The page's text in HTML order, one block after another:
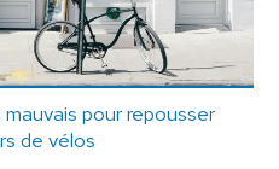
pour repousser
de vélos